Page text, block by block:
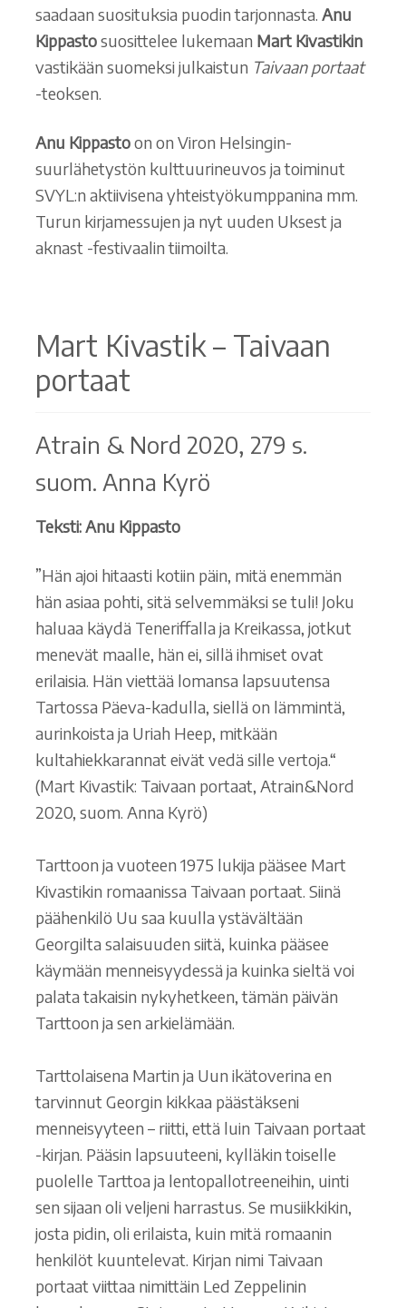
saadaan suosituksia puodin tarjonnasta. Anu
Kippastosuosittelee lukemaanMart Kivastikin
vastikään suomeksi julkaistun Taivaan portaat
-teoksen.
Anu Kippastoon on Viron Helsingin-
suurlähetystön kulttuurineuvos ja toiminut
SVYL:n aktiivisena yhteistyökumppanina mm.
Turun kirjamessujen ja nyt uuden Uksest ja
aknast -festivaalin tiimoilta.
Mart Kivastik – Taivaan
portaat
Atrain & Nord 2020, 279 s.
suom. Anna Kyrö
Teksti: Anu Kippasto
”Hän ajoi hitaasti kotiin päin, mitä enemmän
hän asiaa pohti, sitä selvemmäksi se tuli! Joku
haluaa käydä Teneriffalla ja Kreikassa, jotkut
menevät maalle, hän ei, sillä ihmiset ovat
erilaisia. Hän viettää lomansa lapsuutensa
Tartossa Päeva-kadulla, siellä on lämmintä,
aurinkoista ja Uriah Heep, mitkään
kultahiekkarannat eivät vedä sille vertoja.“
(Mart Kivastik: Taivaan portaat, Atrain&Nord
2020, suom. Anna Kyrö)
Tarttoon ja vuoteen 1975 lukija pääsee Mart
Kivastikin romaanissa Taivaan portaat. Siinä
päähenkilö Uu saa kuulla ystävältään
Georgilta salaisuuden siitä, kuinka pääsee
käymään menneisyydessä ja kuinka sieltä voi
palata takaisin nykyhetkeen, tämän päivän
Tarttoon ja sen arkielämään.
Tarttolaisena Martin ja Uun ikätoverina en
tarvinnut Georgin kikkaa päästäkseni
menneisyyteen – riitti, että luin Taivaan portaat
-kirjan. Pääsin lapsuuteeni, kylläkin toiselle
puolelle Tarttoa ja lentopallotreeneihin, uinti
sen sijaan oli veljeni harrastus. Se musiikkikin,
josta pidin, oli erilaista, kuin mitä romaanin
henkilöt kuuntelevat. Kirjan nimi Taivaan
portaat viittaa nimittäin Led Zeppelinin